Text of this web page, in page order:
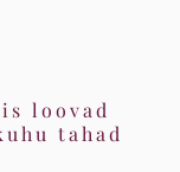
loovad
tahad